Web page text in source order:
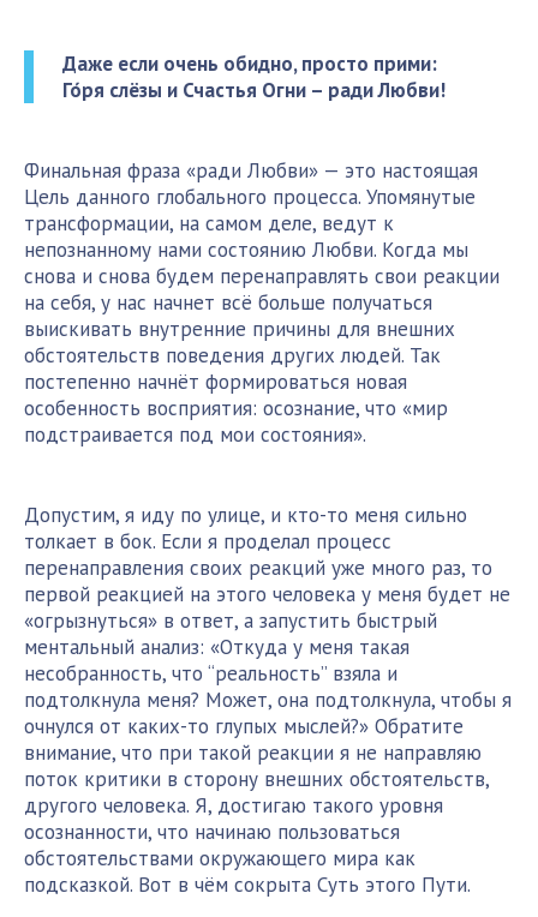
Даже если очень обидно, просто прими:
Го́ря слёзы и Счастья Огни – ради Любви!
Финальная фраза «ради Любви» — это настоящая
Цель данного глобального процесса. Упомянутые
трансформации, на самом деле, ведут к
непознанному нами состоянию Любви. Когда мы
снова и снова будем перенаправлять свои реакции
на себя, у нас начнет всё больше получаться
выискивать внутренние причины для внешних
обстоятельств поведения других людей. Так
постепенно начнёт формироваться новая
особенность восприятия: осознание, что «мир
подстраивается под мои состояния».
Допустим, я иду по улице, и кто-то меня сильно
толкает в бок. Если я проделал процесс
перенаправления своих реакций уже много раз, то
первой реакцией на этого человека у меня будет не
«огрызнуться» в ответ, а запустить быстрый
ментальный анализ: «Откуда у меня такая
несобранность, что “реальность” взяла и
подтолкнула меня? Может, она подтолкнула, чтобы я
очнулся от каких-то глупых мыслей?» Обратите
внимание, что при такой реакции я не направляю
поток критики в сторону внешних обстоятельств,
другого человека. Я, достигаю такого уровня
осознанности, что начинаю пользоваться
обстоятельствами окружающего мира как
подсказкой. Вот в чём сокрыта Суть этого Пути.